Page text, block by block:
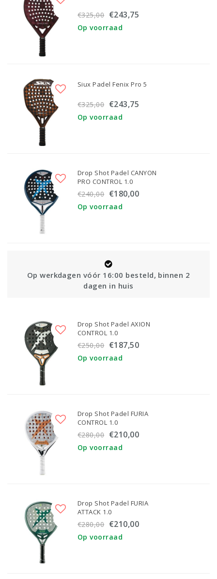
€325,00 €243,75
Op voorraad
Siux Padel Fenix Pro 5
€325,00 €243,75
Op voorraad
Drop Shot Padel CANYON
PRO CONTROL 1.0
€240,00 €180,00
Op voorraad
vóór 16:00 besteld, binnen 2
Drop Shot Padel AXION
CONTROL 1.0
€250,00 €187,50
Op voorraad
Drop Shot Padel FURIA
CONTROL 1.0
€280,00 €210,00
Op voorraad
Drop Shot Padel FURIA
ATTACK 1.0
€280,00 €210,00
Op voorraad